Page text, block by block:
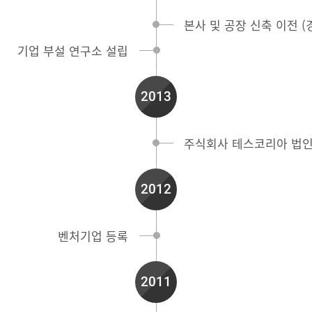
본사 및 공장 신축 이전 (
기업 부설 연구소 설립
2013
주식회사 테스코리아 법
2012
벤처기업 등록
2011